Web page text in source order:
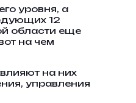
уровня, а
12
области еще
на чем
на них
управления